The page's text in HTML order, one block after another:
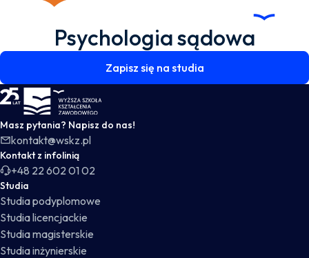
Psychologia sądowa
Zapisz się na studia
WSKZ - strona główna
Masz pytania? Napisz do nas!
kontakt@wskz.pl
Kontakt z infolinią
+48 22 602 01 02
Studia
Studia podyplomowe
Studia licencjackie
Studia magisterskie
Studia inżynierskie